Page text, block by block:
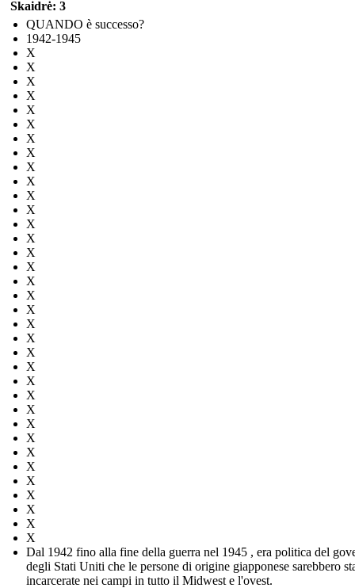
Skaidrė: 3
QUANDO è successo?
1942-1945
X
X
X
X
X
X
X
X
X
X
X
X
X
X
X
X
X
X
X
X
X
X
X
X
X
X
X
X
X
X
X
X
X
X
X
Dal 1942 fino alla fine della guerra nel 1945 , era politica del
degli Stati Uniti che le persone di origine giapponese sarebbero
incarcerate nei campi in tutto il Midwest e l'ovest.